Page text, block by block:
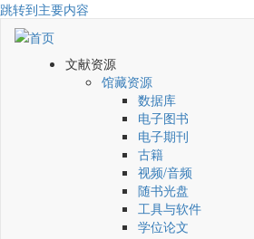
跳转到主要内容
文献资源
馆藏资源
数据库
电子图书
电子期刊
古籍
视频/音频
随书光盘
工具与软件
学位论文